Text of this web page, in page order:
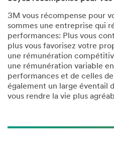
3M vous récompense pour
sommes une entreprise qui
performances: Plus vous
plus vous favorisez votre
une rémunération
une rémunération variable
performances et de celles
également un large éventail
vous rendre la vie plus